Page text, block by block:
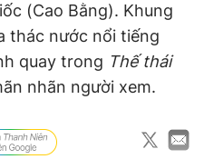
(Cao Bằng). Khung
thác nước nổi tiếng
quay trong Thế thái
nhãn người xem.